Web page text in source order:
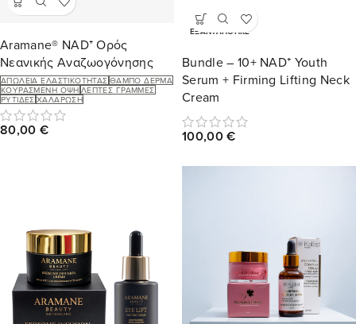
Aramane® NAD⁺ Ορός
Νεανικής Αναζωογόνησης
ΑΠΏΛΕΙΑ ΕΛΑΣΤΙΚΌΤΗΤΑΣ ΘΑΜΠΌ ΔΈΡΜΑ
ΚΟΥΡΑΣΜΈΝΗ ΌΨΗ ΛΕΠΤΈΣ ΓΡΑΜΜΈΣ
ΡΥΤΊΔΕΣ ΧΑΛΆΡΩΣΗ
80,00 €
ΕΞΑΝΤΛΉΘΗΚΕ
Bundle – 10+ NAD⁺ Youth
Serum + Firming Lifting Neck
Cream
100,00€